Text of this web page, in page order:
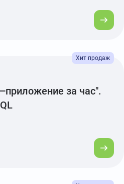
за час".